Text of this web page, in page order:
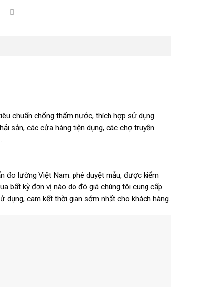
chuẩn chống thấm nước, thích hợp sử dụng
sản, các cửa hàng tiện dụng, các chợ truyền
đo lường Việt Nam. phê duyệt mẫu, được kiểm
bất kỳ đơn vị nào do đó giá chúng tôi cung cấp
dụng, cam kết thời gian sớm nhất cho khách hàng.